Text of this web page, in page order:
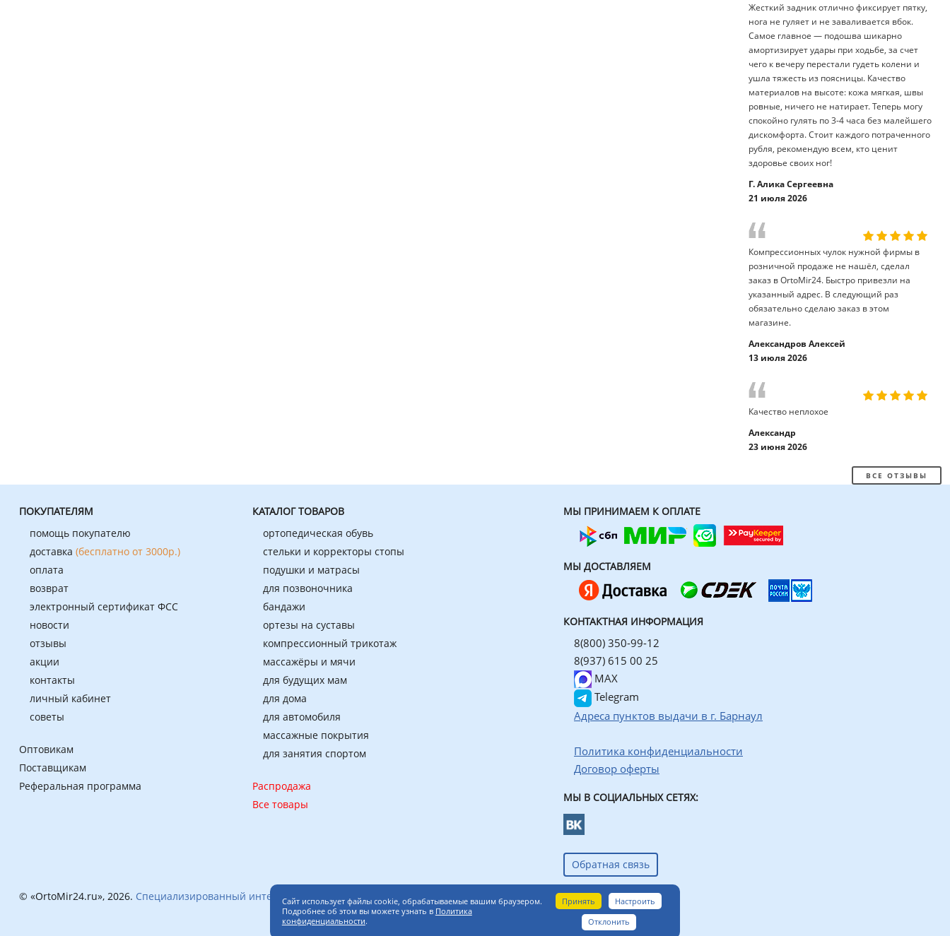
Жесткий задник отлично фиксирует пятку,
нога не гуляет и не заваливается вбок.
Самое главное — подошва шикарно
амортизирует удары при ходьбе, за счет
чего к вечеру перестали гудеть колени и
ушла тяжесть из поясницы. Качество
материалов на высоте: кожа мягкая, швы
ровные, ничего не натирает. Теперь могу
спокойно гулять по 3-4 часа без малейшего
дискомфорта. Стоит каждого потраченного
рубля, рекомендую всем, кто ценит
здоровье своих ног!
Г. Алика Сергеевна
21 июля 2026
Компрессионных чулок нужной фирмы в
розничной продаже не нашёл, сделал
заказ в OrtoMir24. Быстро привезли на
указанный адрес. В следующий раз
обязательно сделаю заказ в этом
магазине.
Александров Алексей
13 июля 2026
Качество неплохое
Александр
23 июня 2026
ВСЕ ОТЗЫВЫ
ПОКУПАТЕЛЯМ
помощь покупателю
доставка (бесплатно от 3000р.)
оплата
возврат
электронный сертификат ФСС
новости
отзывы
акции
контакты
личный кабинет
советы
Оптовикам
Поставщикам
Реферальная программа
КАТАЛОГ ТОВАРОВ
ортопедическая обувь
стельки и корректоры стопы
подушки и матрасы
для позвоночника
бандажи
ортезы на суставы
компрессионный трикотаж
массажёры и мячи
для будущих мам
для дома
для автомобиля
массажные покрытия
для занятия спортом
Распродажа
Все товары
МЫ ПРИНИМАЕМ К ОПЛАТЕ
МЫ ДОСТАВЛЯЕМ
КОНТАКТНАЯ ИНФОРМАЦИЯ
8(800) 350-99-12
8(937) 615 00 25
MAX
Telegram
Адреса пунктов выдачи в г. Барнаул
Политика конфиденциальности
Договор оферты
МЫ В СОЦИАЛЬНЫХ СЕТЯХ:
Обратная связь
© «OrtoMir24.ru», 2026. Специализированный интернет-магазин ортопедических товаров
Сайт использует файлы cookie, обрабатываемые вашим браузером.
Подробнее об этом вы можете узнать в Политика
конфиденциальности.
Принять
Настроить
Отклонить